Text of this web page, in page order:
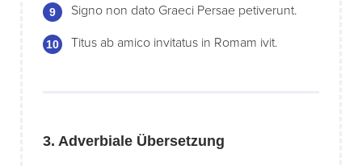
Signo non dato Graeci Persae petiverunt.
Titus ab amico invitatus in Romam ivit.
3. Adverbiale Übersetzung